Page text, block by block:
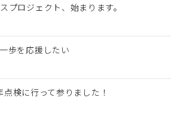
プロジェクト、始まります。
歩を応援したい
点検に行って参りました！